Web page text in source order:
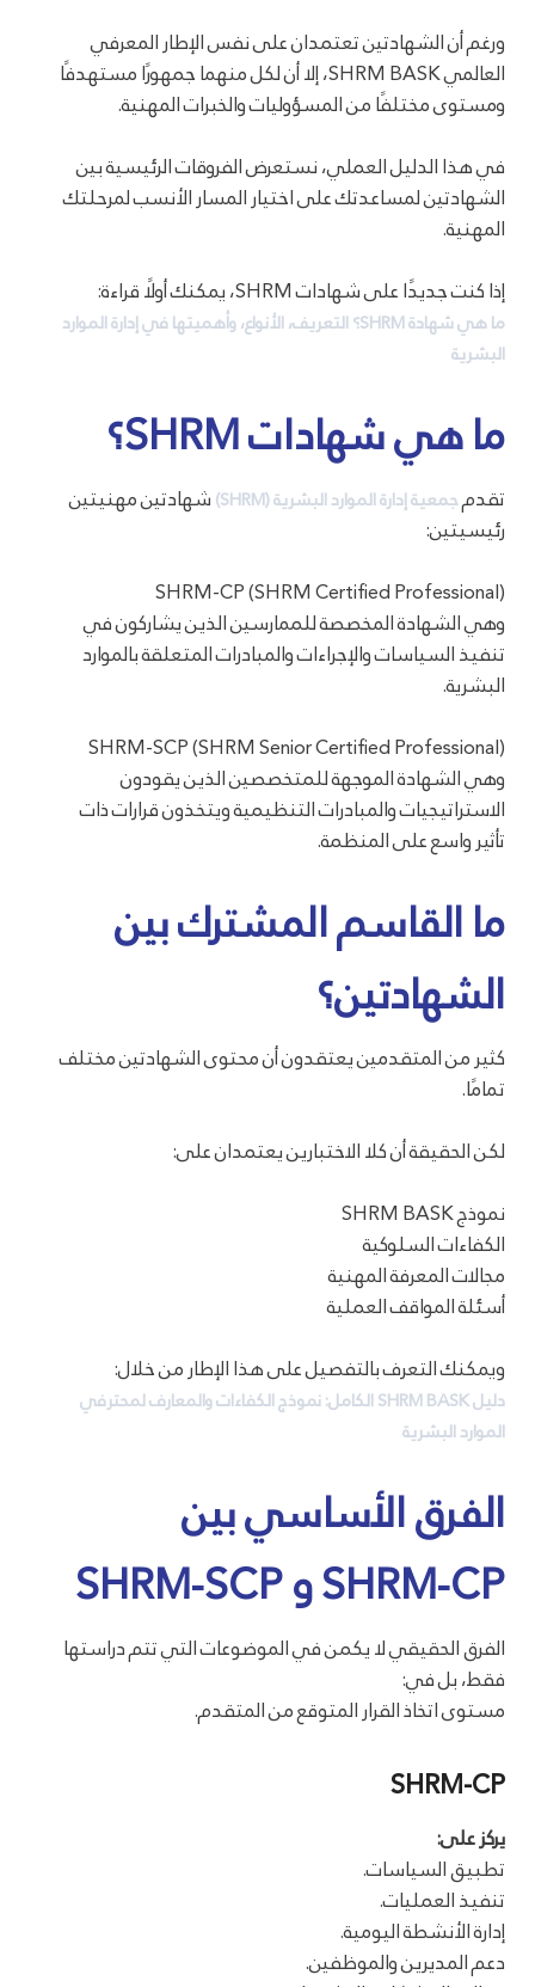
ورغم أن الشهادتين تعتمدان على نفس الإطار المعرفي
العالمي SHRM BASK، إلا أن لكل منهما جمهورًا مستهدفًا
ومستوى مختلفًا من المسؤوليات والخبرات المهنية.
في هذا الدليل العملي، نستعرض الفروقات الرئيسية بين
الشهادتين لمساعدتك على اختيار المسار الأنسب لمرحلتك
المهنية.
إذا كنت جديدًا على شهادات SHRM، يمكنك أولًا قراءة:
ما هي شهادة SHRM؟ التعريف، الأنواع، وأهميتها في إدارة الموارد
البشرية
ما هي شهادات SHRM؟
تقدمجمعية إدارة الموارد البشرية (SHRM)
شهادتين مهنيتين
رئيسيتين:
SHRM-CP (SHRM Certified Professional)
وهي الشهادة المخصصة للممارسين الذين يشاركون في
تنفيذ السياسات والإجراءات والمبادرات المتعلقة بالموارد
البشرية.
SHRM-SCP (SHRM Senior Certified Professional)
وهي الشهادة الموجهة للمتخصصين الذين يقودون
الاستراتيجيات والمبادرات التنظيمية ويتخذون قرارات ذات
تأثير واسع على المنظمة.
ما القاسم المشترك بين
الشهادتين؟
كثير من المتقدمين يعتقدون أن محتوى الشهادتين مختلف
تمامًا.
لكن الحقيقة أن كلا الاختبارين يعتمدان على:
نموذج SHRM BASK
الكفاءات السلوكية
مجالات المعرفة المهنية
أسئلة المواقف العملية
ويمكنك التعرف بالتفصيل على هذا الإطار من خلال:
دليل SHRM BASK الكامل: نموذج الكفاءات والمعارف لمحترفي
الموارد البشرية
الفرق الأساسي بين
SHRM-CP و SHRM-SCP
الفرق الحقيقي لا يكمن في الموضوعات التي تتم دراستها
فقط، بل في:
مستوى اتخاذ القرار المتوقع من المتقدم.
SHRM-CP
يركز على:
تطبيق السياسات.
تنفيذ العمليات.
إدارة الأنشطة اليومية.
دعم المديرين والموظفين.